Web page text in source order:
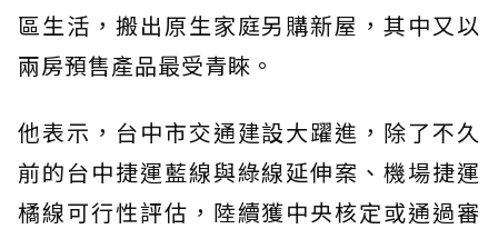
區生活，搬出原生家庭另購新屋，其中又以
兩房預售產品最受青睞。
他表示，台中市交通建設大躍進，除了不久
前的台中捷運藍線與綠線延伸案、機場捷運
橘線可行性評估，陸續獲中央核定或通過審